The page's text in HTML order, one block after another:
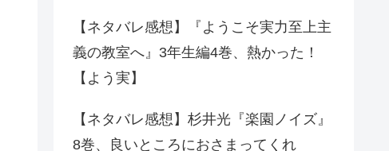
【ネタバレ感想】『ようこそ実力至上主
義の教室へ』3年生編4巻、熱かった！
【よう実】
【ネタバレ感想】杉井光『楽園ノイズ』
8巻、良いところにおさまってくれ